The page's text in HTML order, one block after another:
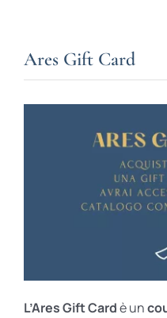
Ares Gift Card
L’Ares Gift Cardè un